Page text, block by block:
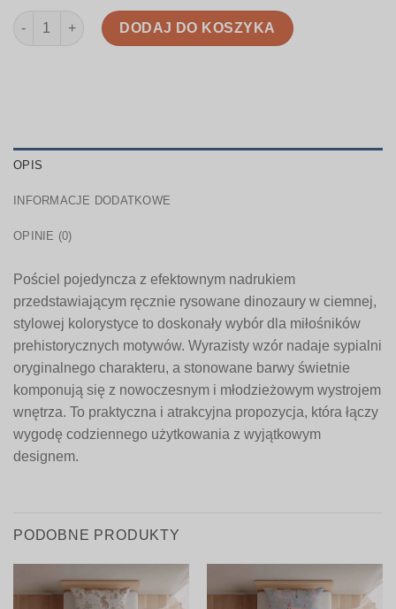
ilość Pościel | Ręcznie rysowane dinozaury w ciemnej
DODAJ DO KOSZYKA
OPIS
INFORMACJE DODATKOWE
OPINIE (0)
Pościel pojedyncza z efektownym nadrukiem
przedstawiającym ręcznie rysowane dinozaury w ciemnej,
stylowej kolorystyce to doskonały wybór dla miłośników
prehistorycznych motywów. Wyrazisty wzór nadaje sypialni
oryginalnego charakteru, a stonowane barwy świetnie
komponują się z nowoczesnym i młodzieżowym wystrojem
wnętrza. To praktyczna i atrakcyjna propozycja, która łączy
wygodę codziennego użytkowania z wyjątkowym
designem.
PODOBNE PRODUKTY